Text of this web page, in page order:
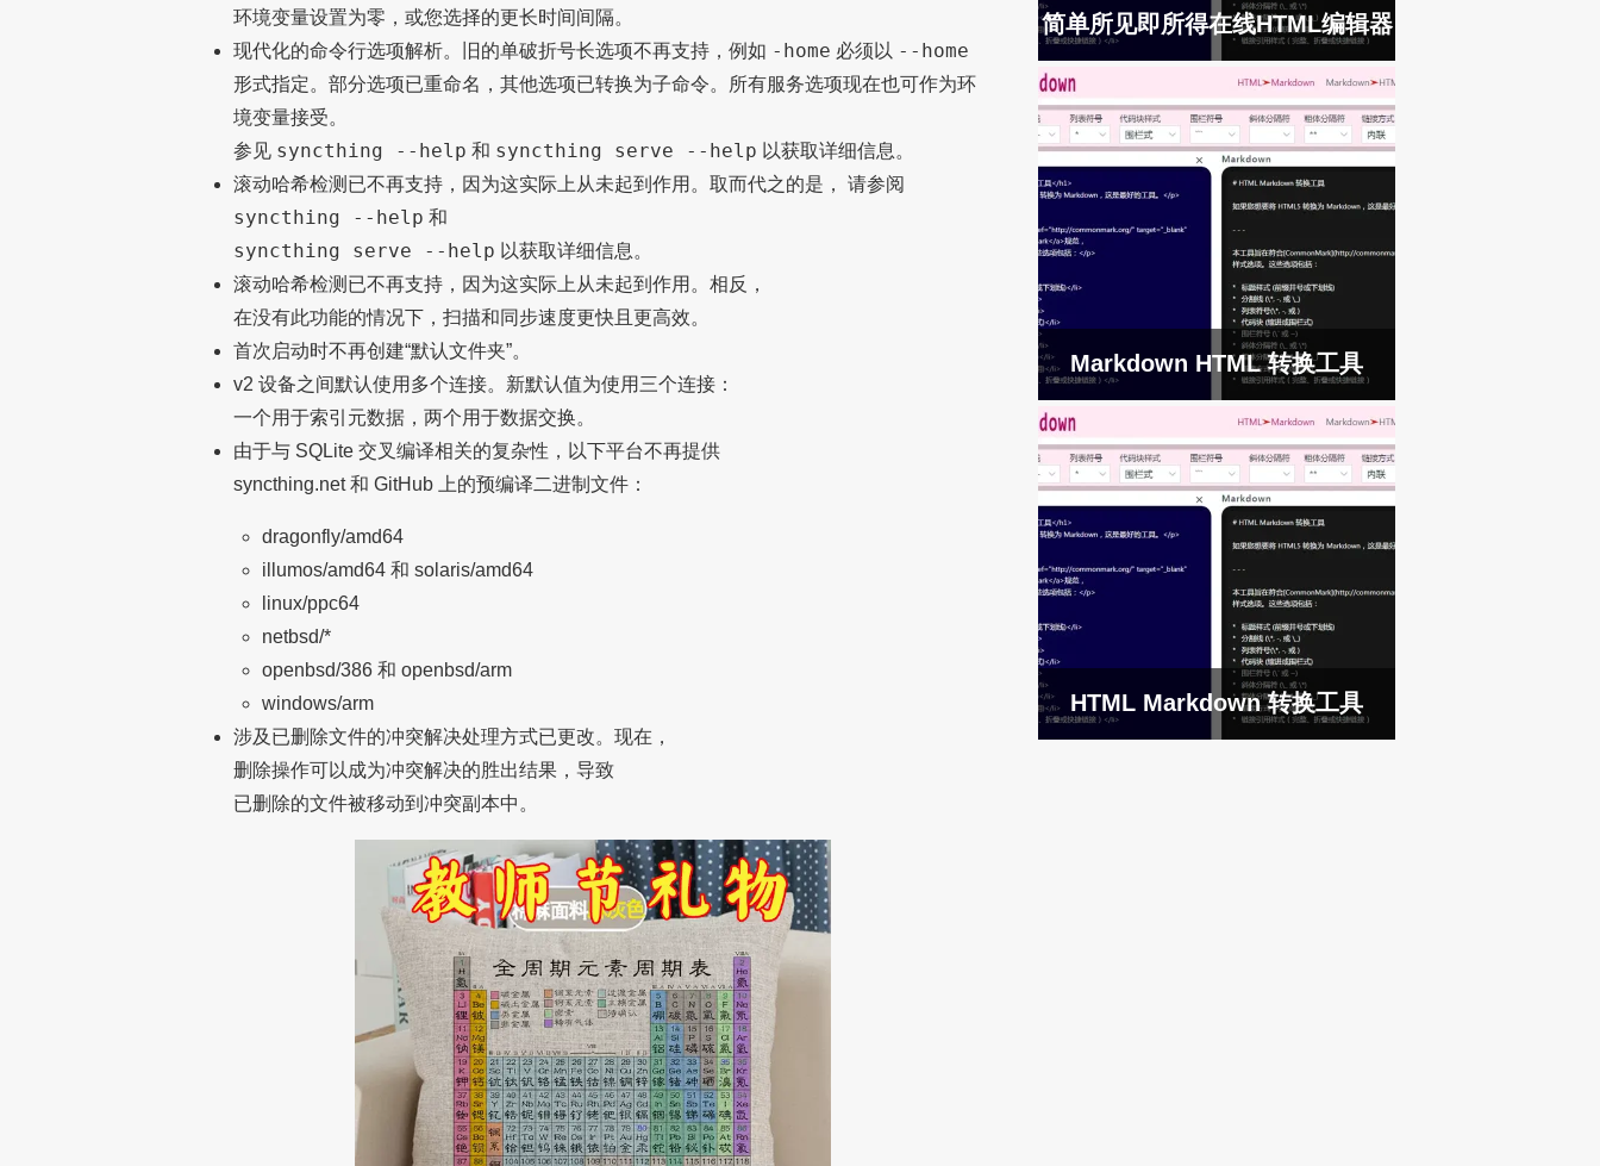
环境变量设置为零，或您选择的更长时间间隔。
现代化的命令行选项解析。旧的单破折号长选项不再支持，例如 -home 必须以 --home
形式指定。部分选项已重命名，其他选项已转换为子命令。所有服务选项现在也可作为环
境变量接受。
参见 syncthing --help 和 syncthing serve --help 以获取详细信息。
滚动哈希检测已不再支持，因为这实际上从未起到作用。取而代之的是， 请参阅
syncthing --help 和
syncthing serve --help 以获取详细信息。
滚动哈希检测已不再支持，因为这实际上从未起到作用。相反，
在没有此功能的情况下，扫描和同步速度更快且更高效。
首次启动时不再创建“默认文件夹”。
v2 设备之间默认使用多个连接。新默认值为使用三个连接：
一个用于索引元数据，两个用于数据交换。
由于与 SQLite 交叉编译相关的复杂性，以下平台不再提供
syncthing.net 和 GitHub 上的预编译二进制文件：
dragonfly/amd64
illumos/amd64 和 solaris/amd64
linux/ppc64
netbsd/*
openbsd/386 和 openbsd/arm
windows/arm
涉及已删除文件的冲突解决处理方式已更改。现在，
删除操作可以成为冲突解决的胜出结果，导致
已删除的文件被移动到冲突副本中。
简单所见即所得在线HTML编辑器
Markdown HTML 转换工具
HTML Markdown 转换工具